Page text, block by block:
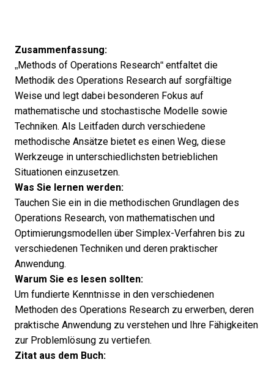
Zusammenfassung:
„Methods of Operations Research“ entfaltet die
Methodik des Operations Research auf sorgfältige
Weise und legt dabei besonderen Fokus auf
mathematische und stochastische Modelle sowie
Techniken. Als Leitfaden durch verschiedene
methodische Ansätze bietet es einen Weg, diese
Werkzeuge in unterschiedlichsten betrieblichen
Situationen einzusetzen.
Was Sie lernen werden:
Tauchen Sie ein in die methodischen Grundlagen des
Operations Research, von mathematischen und
Optimierungsmodellen über Simplex-Verfahren bis zu
verschiedenen Techniken und deren praktischer
Anwendung.
Warum Sie es lesen sollten:
Um fundierte Kenntnisse in den verschiedenen
Methoden des Operations Research zu erwerben, deren
praktische Anwendung zu verstehen und Ihre Fähigkeiten
zur Problemlösung zu vertiefen.
Zitat aus dem Buch: